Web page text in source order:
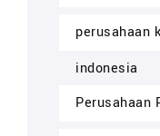
perusahaan
indonesia
Perusahaan